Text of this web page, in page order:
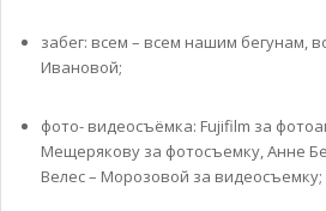
забег: всем – всем нашим бегунам,
Ивановой;
фото- видеосъёмка: Fujifilm за
Мещерякову за фотосъемку, Анне
Велес – Морозовой за видеосъемку;